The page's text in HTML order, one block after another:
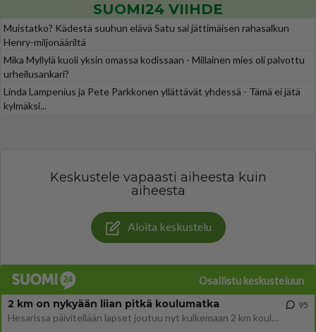
SUOMI24 VIIHDE
Muistatko? Kädestä suuhun elävä Satu sai jättimäisen rahasalkun
Henry-miljonääriltä
Mika Myllylä kuoli yksin omassa kodissaan - Millainen mies oli palvottu
urheilusankari?
Linda Lampenius ja Pete Parkkonen yllättävät yhdessä - Tämä ei jätä
kylmäksi...
Keskustele vapaasti aiheesta kuin
aiheesta
Aloita keskustelu
Osallistu keskusteluun
2 km on nykyään liian pitkä koulumatka
Hesarissa päivitellään lapset joutuu nyt kulkemaan 2 km kouluun jösses. Ruostefillarilla tuo matka menee vaikka miten äk
95